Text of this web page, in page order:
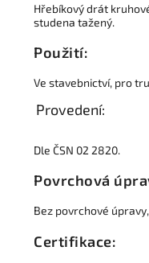
Hřebíkový drát
studena tažený.
Použití:
Ve stavebnictví, pro
Provedení:
Dle ČSN 02 2820.
Povrchová
Bez povrchové
Certifikace: